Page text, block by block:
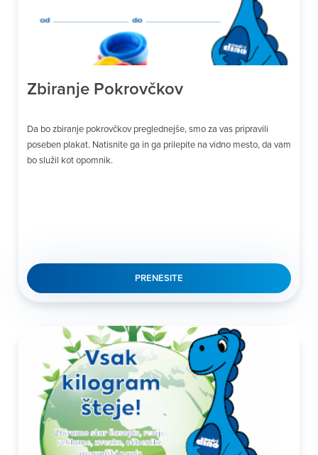
Zbiranje Pokrovčkov
Da bo zbiranje pokrovčkov preglednejše, smo za vas pripravili
poseben plakat. Natisnite ga in ga prilepite na vidno mesto, da vam
bo služil kot opomnik.
PRENESITE